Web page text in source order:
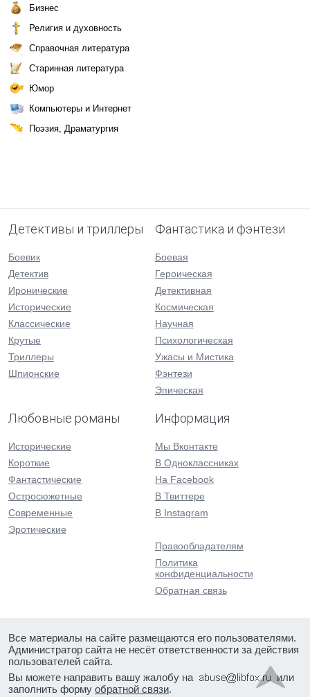
Бизнес
Религия и духовность
Справочная литература
Старинная литература
Юмор
Компьютеры и Интернет
Поэзия, Драматургия
Детективы и триллеры
Боевик
Детектив
Иронические
Исторические
Классические
Крутые
Триллеры
Шпионские
Фантастика и фэнтези
Боевая
Героическая
Детективная
Космическая
Научная
Психологическая
Ужасы и Мистика
Фэнтези
Эпическая
Любовные романы
Исторические
Короткие
Фантастические
Остросюжетные
Современные
Эротические
Информация
Мы Вконтакте
В Одноклассниках
На Facebook
В Твиттере
В Instagram
Правообладателям
Политика
конфиденциальности
Обратная связь
Все материалы на сайте размещаются его пользователями.
Администратор сайта не несёт ответственности за действия
пользователей сайта.
Вы можете направить вашу жалобу на
или
заполнить форму обратной связи.